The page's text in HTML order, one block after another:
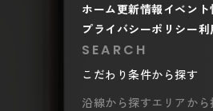
ホーム更新情報イベン
プライバシーポリシー利
SEARCH
こだわり条件から探す
沿線から探すエリアか